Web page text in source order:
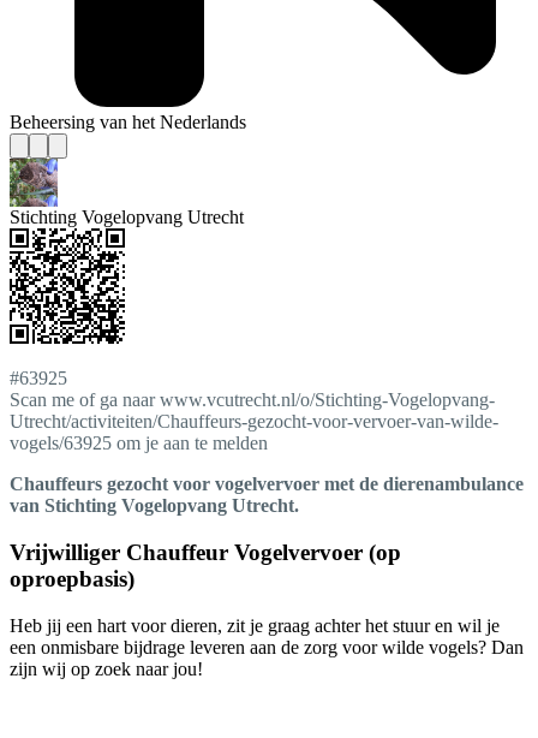
Beheersing van het Nederlands
Stichting Vogelopvang Utrecht
#63925
Scan me of ga naar www.vcutrecht.nl/o/Stichting-Vogelopvang-
Utrecht/activiteiten/Chauffeurs-gezocht-voor-vervoer-van-wilde-
vogels/63925 om je aan te melden
Chauffeurs gezocht voor vogelvervoer met de dierenambulance
van Stichting Vogelopvang Utrecht.
Vrijwilliger Chauffeur Vogelvervoer (op
oproepbasis)
Heb jij een hart voor dieren, zit je graag achter het stuur en wil je
een onmisbare bijdrage leveren aan de zorg voor wilde vogels? Dan
zijn wij op zoek naar jou!